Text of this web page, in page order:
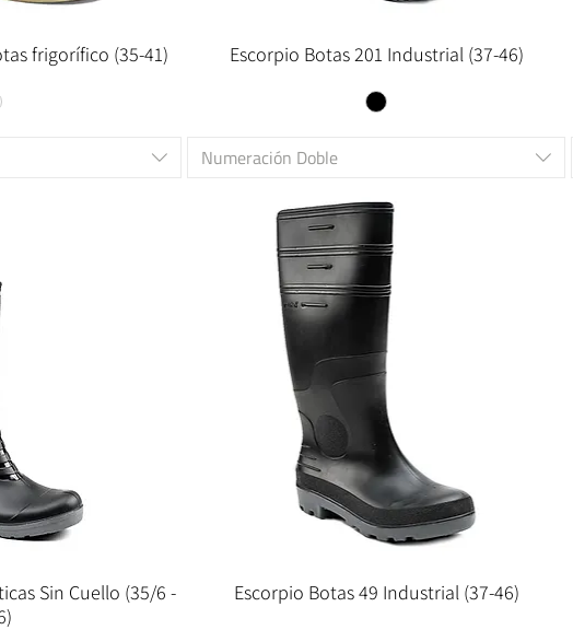
frigorífico (35-41) Escorpio Botas 201 Industrial (37-46)
Numeración Doble
Sin Cuello (35/6 -
Escorpio Botas 49 Industrial (37-46)